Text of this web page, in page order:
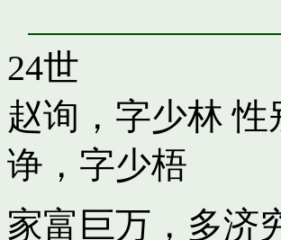
24世
赵询，字少林 性
诤，字少梧
家富巨万，多济